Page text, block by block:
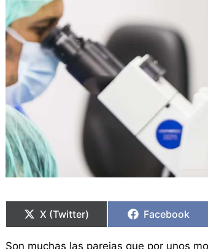
en
X (Twitter)
en
Facebook
Son muchas las parejas que por unos
en
en